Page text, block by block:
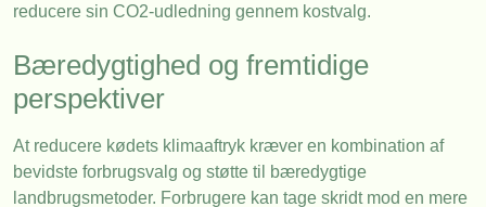
reducere sin CO2-udledning gennem kostvalg.
Bæredygtighed og fremtidige
perspektiver
At reducere kødets klimaaftryk kræver en kombination af
bevidste forbrugsvalg og støtte til bæredygtige
landbrugsmetoder. Forbrugere kan tage skridt mod en mere